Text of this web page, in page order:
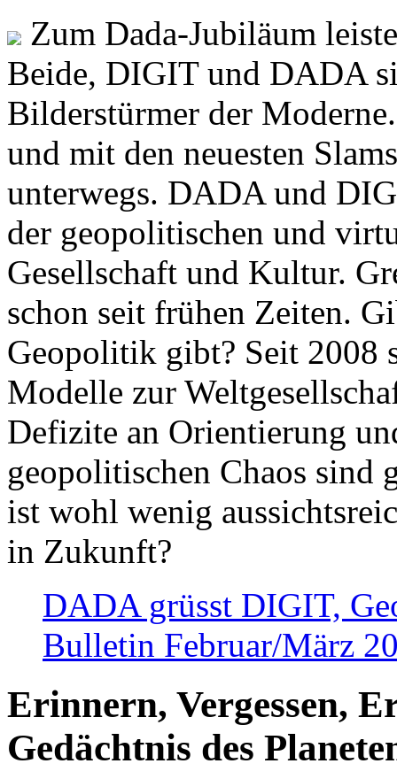
Zum Dada-Jubiläum
Beide, DIGIT und DADA
Bilderstürmer der
und mit den neuesten
unterwegs. DADA und
der geopolitischen und
Gesellschaft und Kultur.
schon seit frühen Zeiten.
Geopolitik gibt? Seit 2008
Modelle zur
Defizite an Orientierung
geopolitischen Chaos sind
ist wohl wenig
in Zukunft?
DADA grüsst DIGIT,
Bulletin Februar/März
Erinnern, Vergessen,
Gedächtnis des